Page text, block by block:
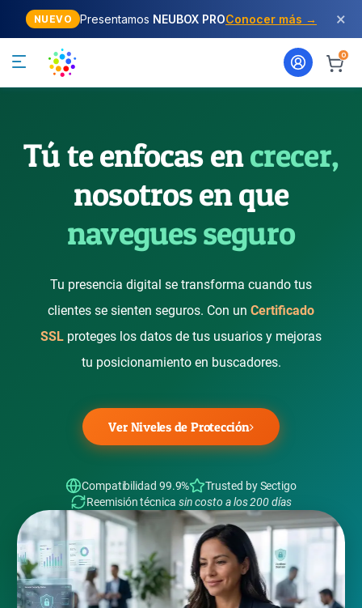
NUEVO Presentamos NEUBOX PROConocer más → ×
0
Tú te enfocas encrecer,
nosotros en que
navegues seguro
Tu presencia digital se transforma cuando tus
clientes se sienten seguros. Con un Certificado
SSL proteges los datos de tus usuarios y mejoras
tu posicionamiento en buscadores.
Ver Niveles de Protección
Compatibilidad 99.9%
Trusted by Sectigo
Reemisión técnica sin costo a los 200 días